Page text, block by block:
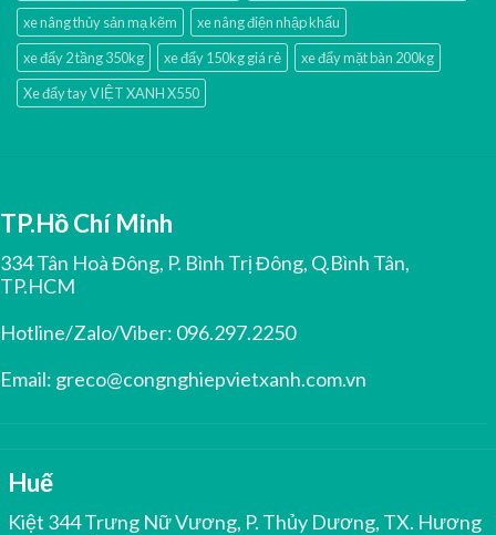
xe nâng thủy sản mạ kẽm
xe nâng điện nhập khấu
xe đẩy 2 tầng 350kg
xe đẩy 150kg giá rẻ
xe đẩy mặt bàn 200kg
Xe đẩy tay VIỆT XANH X550
TP.Hồ Chí Minh
334 Tân Hoà Đông, P. Bình Trị Đông, Q.Bình Tân,
TP.HCM
Hotline/Zalo/Viber: 096.297.2250
Email: greco@congnghiepvietxanh.com.vn
Huế
Kiệt 344 Trưng Nữ Vương, P. Thủy Dương, TX. Hương